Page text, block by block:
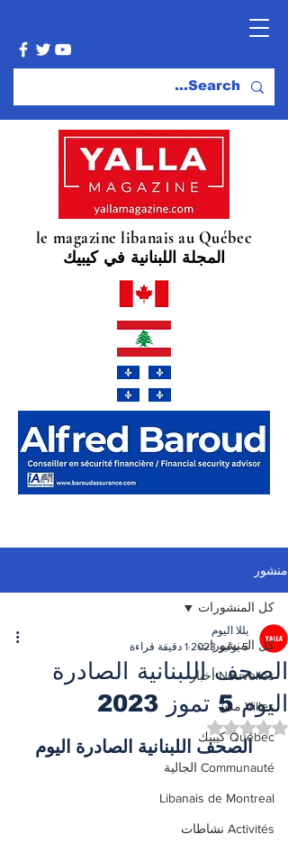
le magazine libanais au Québec
المجلة اللبنانية في كيبيك
منشور
كل المنشورات
Nouvelles أخبار
Villes مدن
Québec كيبيك
Communauté الجالية
Libanais de Montreal
Activités نشاطات
كل المنشورات
الصحف اللبنانية الصادرة
اليوم 5 تموز 2023
يللا اليوم
5 يوليو 2023
1 دقيقة قراءة
تم التقييم بـ ليس رقمًا من أصل 5 نجوم.
الصحف اللبنانية الصادرة اليوم